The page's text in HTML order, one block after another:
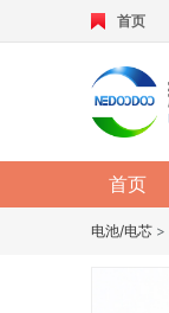
首页
首页
电池/电芯 >